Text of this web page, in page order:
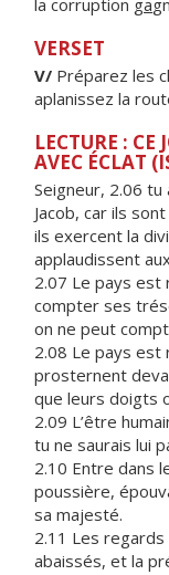
la corruption ga
VERSET
V/ Préparez les
aplanissez la
LECTURE :
AVEC ÉCLAT
Seigneur, 2.06
Jacob, car ils
ils exercent la
applaudissent
2.07 Le pays est
compter ses
on ne peut
2.08 Le pays est
prosternent
que leurs doigts
2.09 L’être
tu ne saurais lui
2.10 Entre dans
poussière,
sa majesté.
2.11 Les
abaissés, et la